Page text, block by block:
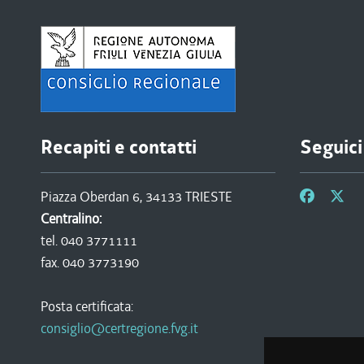
Recapiti e contatti
Piazza Oberdan 6, 34133 TRIESTE
Centralino:
tel. 040 3771111
fax. 040 3773190
Posta certificata:
consiglio@certregione.fvg.it